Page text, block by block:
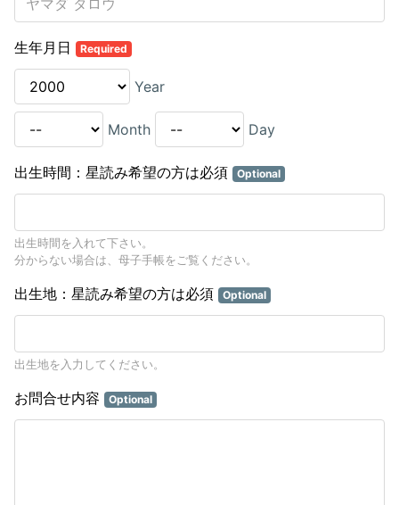
生年月日 Required
Year
Month Day
出生時間：星読み希望の方は必須 Optional
出生時間を入れて下さい。
分からない場合は、母子手帳をご覧ください。
出生地：星読み希望の方は必須 Optional
出生地を入力してください。
お問合せ内容 Optional